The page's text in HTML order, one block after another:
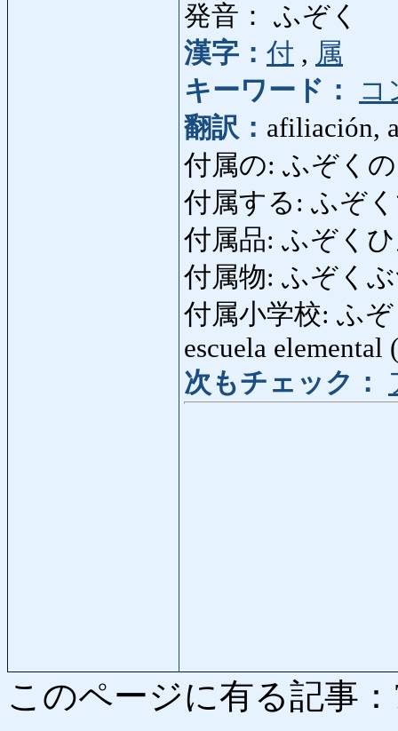
発音： ふぞく
漢字： 付 , 属
キーワード：
コ
翻訳： afiliación,
付属の: ふぞくの
付属する: ふぞく
付属品: ふぞく
付属物: ふぞく
付属小学校: ふ
escuela elemental
次もチェック：
このページに有る記事